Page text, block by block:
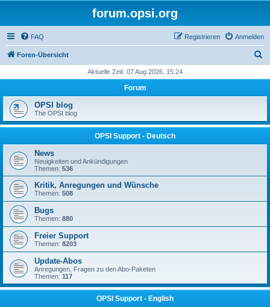
forum.opsi.org
FAQ Anmelden
Registrieren
Foren-Übersicht
h
Aktuelle Zeit: 07 Aug 2026, 15:24
Forum
OPSI blog
The OPSI blog
OPSI Support - Deutsch
News
Neuigkeiten und Ankündigungen
Themen: 536
Kritik, Anregungen und Wünsche
Themen: 508
Bugs
Themen: 880
Freier Support
Themen: 8203
Update-Abos
Anregungen, Fragen zu den Abo-Paketen
Themen: 117
OPSI Support - English